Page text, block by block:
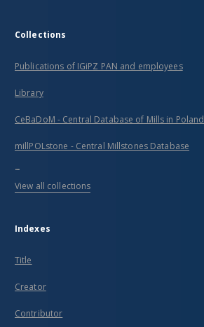
Collections
Publications of IGiPZ PAN and employees
Library
CeBaDoM - Central Database of Mills in Poland
millPOLstone - Central Millstones Database
...
View all collections
Indexes
Title
Creator
Contributor